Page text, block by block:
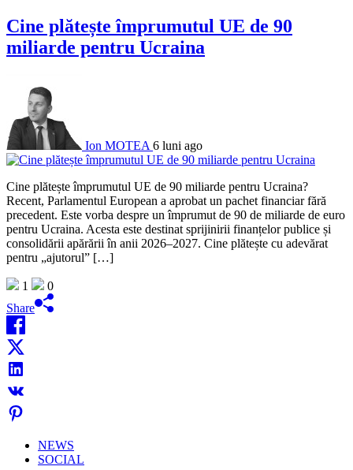
Cine plătește împrumutul UE de 90
miliarde pentru Ucraina
Ion MOTEA 6 luni ago
Cine plătește împrumutul UE de 90 miliarde pentru Ucraina?
Recent, Parlamentul European a aprobat un pachet financiar fără
precedent. Este vorba despre un împrumut de 90 de miliarde de euro
pentru Ucraina. Acesta este destinat sprijinirii finanțelor publice și
consolidării apărării în anii 2026–2027. Cine plătește cu adevărat
pentru „ajutorul” […]
1
0
Share
NEWS
SOCIAL